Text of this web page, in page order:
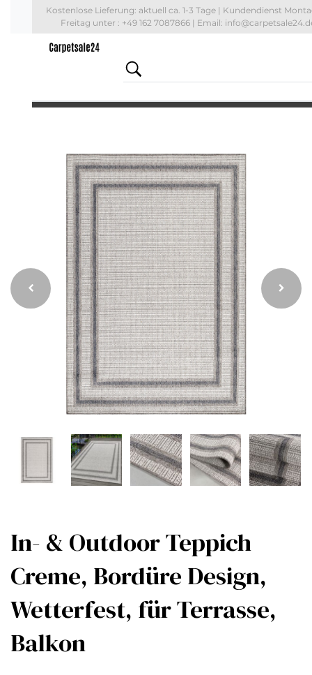
Kostenlose Lieferung: aktuell ca. 1-3 Tage| Kundendienst
Freitag unter : +49 162 7087866 | Email:
In- & Outdoor Teppich
Creme, Bordüre Design,
Wetterfest, für Terrasse,
Balkon